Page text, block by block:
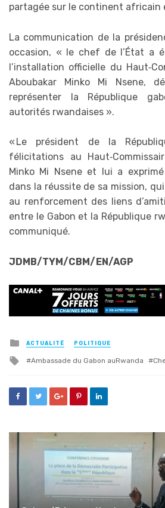
partagée sur le continent africain
La communication de la
occasion, « le chef de l’État a
l’installation officielle du
Aboubakar Minko Mi Nsene,
représenter la République
autorités rwandaises ».
« Le président de la
félicitations au
Minko Mi Nsene et lui a
dans la réussite de sa mission,
au renforcement des liens
entre le Gabon et la République
communiqué.
JDMB/TYM/CBM/EN/AGP
Posted
in
ACTUALITÉ POLITIQUE
Tagged
Ambassade du Gabon auRwanda